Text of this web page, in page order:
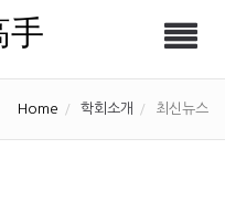
手
Home 학회소개 최신뉴스